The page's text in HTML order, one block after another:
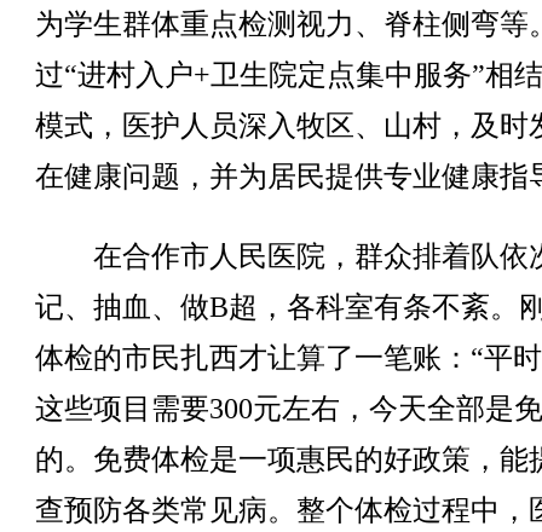
为学生群体重点检测视力、脊柱侧弯等
过“进村入户+卫生院定点集中服务”相
模式，医护人员深入牧区、山村，及时
在健康问题，并为居民提供专业健康指
在合作市人民医院，群众排着队依
记、抽血、做B超，各科室有条不紊。
体检的市民扎西才让算了一笔账：“平
这些项目需要300元左右，今天全部是
的。免费体检是一项惠民的好政策，能
查预防各类常见病。整个体检过程中，